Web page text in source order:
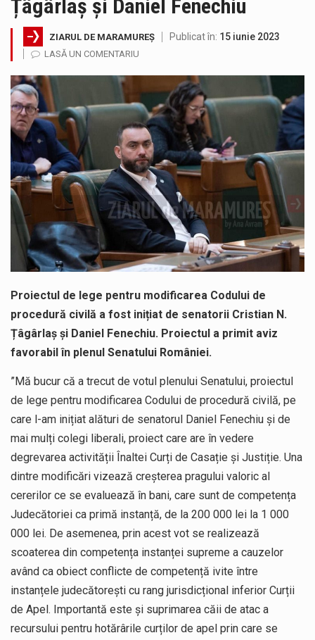
Directorul OCPI Maramures, Daniela-Onița Ivascu, a venit cu un răspuns pentru cei care s-au intrebat în aceste zile: Dacă aplicațiile…
A fost finalizat proiectul care prevede un nou spatiu de joacă pentru copiii din localitatea Tulghieș. Primarul comunei Miresu Mare,…
Țâgârlaș și Daniel Fenechiu
ZIARUL DE MARAMUREȘ Publicat în: 15 iunie 2023
LASĂ UN COMENTARIU
Proiectul de lege pentru modificarea Codului de
procedură civilă a fost inițiat de senatorii Cristian N.
Țâgârlaș și Daniel Fenechiu. Proiectul a primit aviz
favorabil în plenul Senatului României.
”Mă bucur că a trecut de votul plenului Senatului, proiectul
de lege pentru modificarea Codului de procedură civilă, pe
care l-am inițiat alături de senatorul Daniel Fenechiu și de
mai mulți colegi liberali, proiect care are în vedere
degrevarea activității Înaltei Curți de Casație și Justiție. Una
dintre modificări vizează creșterea pragului valoric al
cererilor ce se evaluează în bani, care sunt de competența
Judecătoriei ca primă instanță, de la 200 000 lei la 1 000
000 lei. De asemenea, prin acest vot se realizează
scoaterea din competența instanței supreme a cauzelor
având ca obiect conflicte de competență ivite între
instanțele judecătorești cu rang jurisdicțional inferior Curții
de Apel. Importantă este și suprimarea căii de atac a
recursului pentru hotărârile curților de apel prin care se